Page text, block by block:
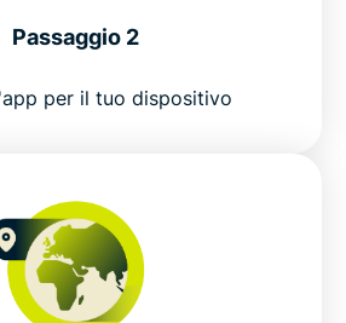
è la VPN di cui gli
Passaggio 2
per il tuo dispositivo